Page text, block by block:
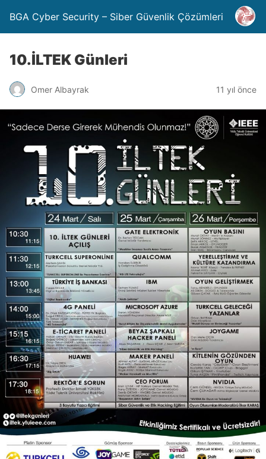
BGA Cyber Security – Siber Güvenlik Çözümleri
10.İLTEK Günleri
Omer Albayrak 11 yıl önce